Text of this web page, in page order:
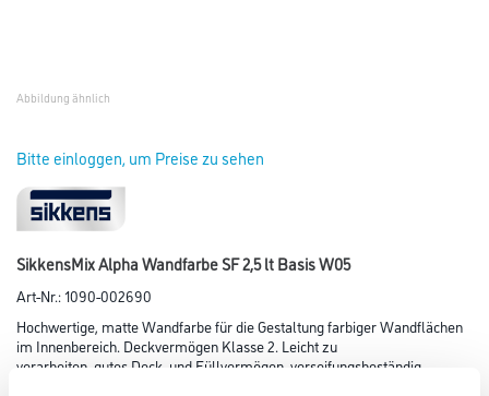
Abbildung ähnlich
Bitte einloggen, um Preise zu sehen
SikkensMix Alpha Wandfarbe SF 2,5 lt Basis W05
Art-Nr.:1090-002690
Hochwertige, matte Wandfarbe für die Gestaltung farbiger Wandflächen
im Innenbereich. Deckvermögen Klasse 2. Leicht zu
verarbeiten, gutes Deck- und Füllvermögen, verseifungsbeständig,